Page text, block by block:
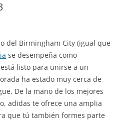
del Birmingham City (igual que
se desempeña como
listo para unirse a un
ha estado muy cerca de
De la mano de los mejores
adidas te ofrece una amplia
que tú también formes parte